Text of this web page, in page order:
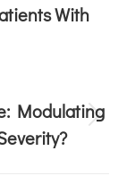
With
Modulating